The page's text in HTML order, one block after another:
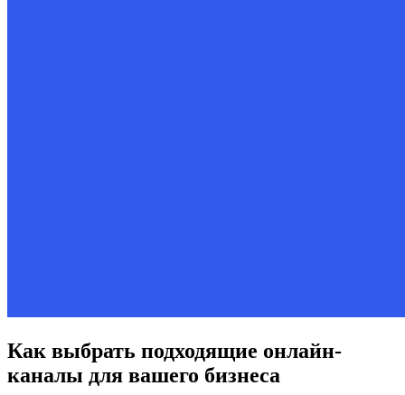
Как выбрать подходящие онлайн-
каналы для вашего бизнеса